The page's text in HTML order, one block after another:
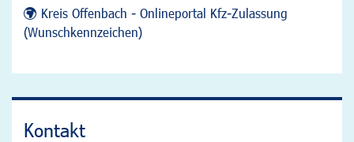
Kreis Offenbach - Onlineportal Kfz-Zulassung
(Wunschkennzeichen)
Kontakt